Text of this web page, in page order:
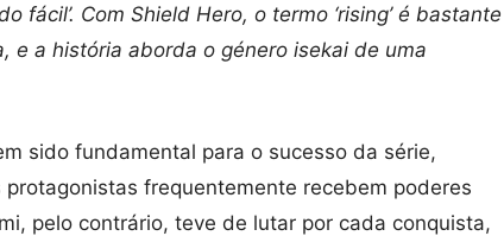
fácil’. Com Shield Hero, o termo ‘rising’ é bastante
e a história aborda o género isekai de uma
sido fundamental para o sucesso da série,
frequentemente recebem poderes
pelo contrário, teve de lutar por cada conquista,